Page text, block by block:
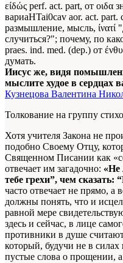
είδώς perf. act. part, от οιδα
вариaHTai0cav aor. act. part.
размышление, мысль, ίνατί
случиться?"; почему, по
praes. ind. med. (dep.) от
думать.
Иисус же, видя
мыслите худое в сердцах
Кузнецова Валентина
Толкование на группу
Хотя учителя Закона не
подобно Своему Отцу,
Священном Писании как
отвечает им загадочно: «Не
тебе грехи”, чем сказать:
часто отвечает не прямо,
должны понять, что и
равной мере
здесь и сейчас, в лице
противники в душе
который, будучи не в
пустые слова о прощении,